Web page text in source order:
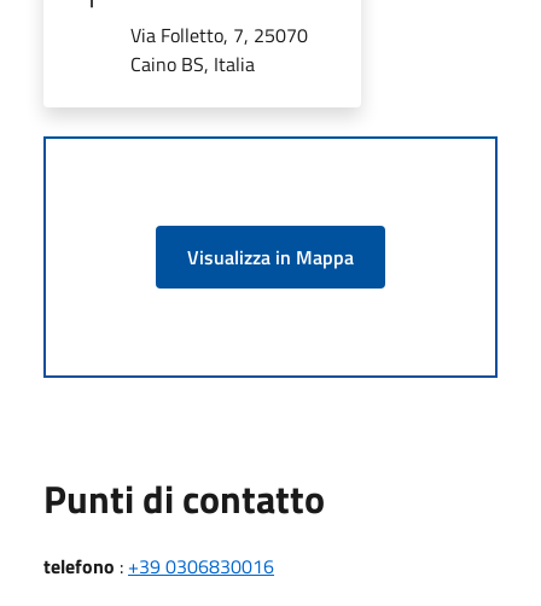
Via Folletto, 7, 25070
Caino BS, Italia
Visualizza in Mappa
Punti di contatto
telefono : +39 0306830016